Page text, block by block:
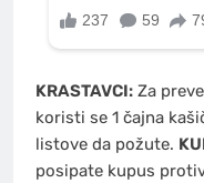
KRASTAVCI: Za
koristi se 1 čajna
listove da požute.
posipate kupus